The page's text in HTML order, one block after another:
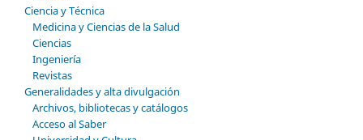
Ciencia y Técnica
Medicina y Ciencias de la Salud
Ciencias
Ingeniería
Revistas
Generalidades y alta divulgación
Archivos, bibliotecas y catálogos
Acceso al Saber